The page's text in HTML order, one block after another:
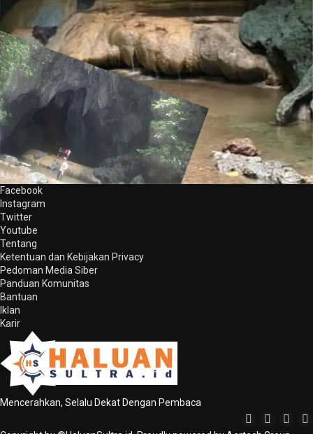
Facebook
Instagram
Twitter
Youtube
Tentang
Ketentuan dan Kebijakan Privacy
Pedoman Media Siber
Panduan Komunitas
Bantuan
Iklan
Karir
Mencerahkan, Selalu Dekat Dengan Pembaca